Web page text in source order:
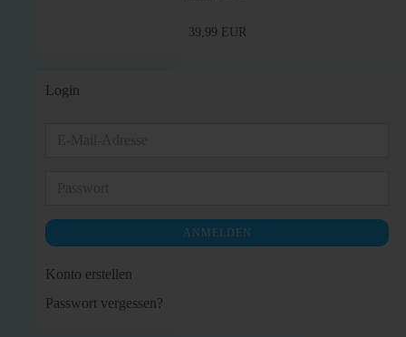
39,99 EUR
Login
ANMELDEN
Konto erstellen
Passwort vergessen?